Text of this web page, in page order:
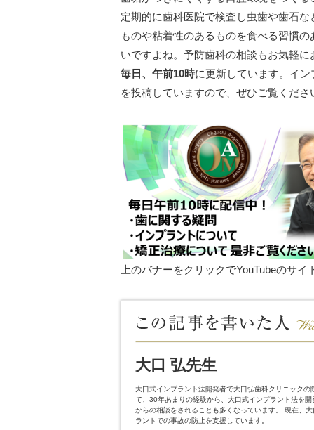
定期的に歯科医院で検査し虫歯や歯石
ものや粘着性のあるものを食べる習慣
いですよね。予防歯科の相談もお気軽
毎日、午前10時に更新しています。イ
を投稿していますので、ぜひご覧くださ
上のバナーをクリックでYouTubeのサイ
大口 弘先生
大口式インプラント法開発者で大口弘歯科クリニック
て、30年あまりの経験から、大口式インプラント法を
からの相談をされることも多くなっています。 現在、
ラントでの事故の防止を支援しています。